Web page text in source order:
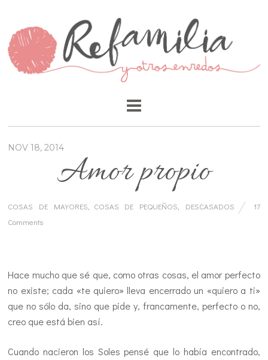
NOV 18, 2014
Amor propio
COSAS DE MAYORES COSAS DE PEQUEÑOS DESCASADOS
17
Comments
Hace mucho que sé que, como otras cosas, el amor perfecto
no existe; cada «te quiero» lleva encerrado un «quiero a ti»
que no sólo da, sino que pide y, francamente, perfecto o no,
creo que está bien así.
Cuando nacieron los Soles pensé que lo había encontrado,